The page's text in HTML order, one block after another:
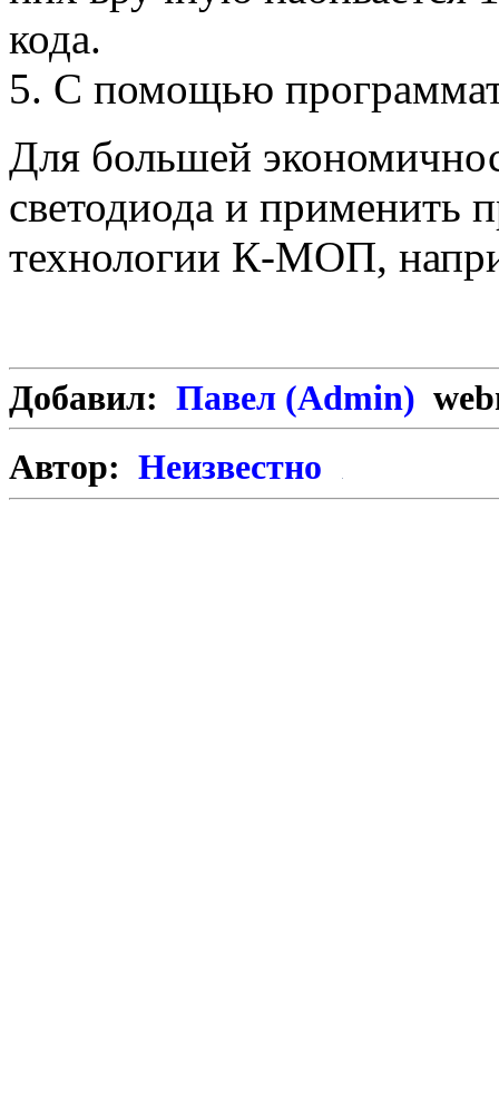
кода.
5. С помощью
Для большей
светодиода и применить
технологии К-МОП,
Добавил: Павел (Admin)
Автор: Неизвестно